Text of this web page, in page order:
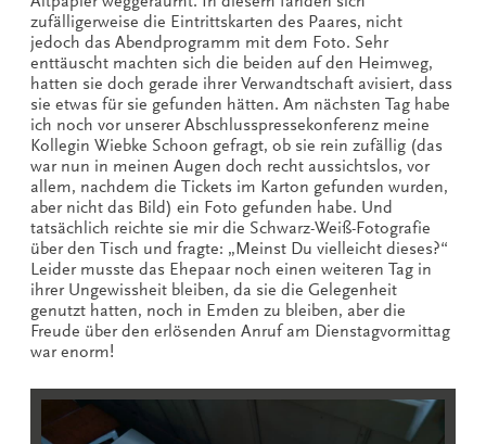
zufälligerweise die Eintrittskarten des Paares, nicht
jedoch das Abendprogramm mit dem Foto. Sehr
enttäuscht machten sich die beiden auf den Heimweg,
hatten sie doch gerade ihrer Verwandtschaft avisiert, dass
sie etwas für sie gefunden hätten. Am nächsten Tag habe
ich noch vor unserer Abschlusspressekonferenz meine
Kollegin Wiebke Schoon gefragt, ob sie rein zufällig (das
war nun in meinen Augen doch recht aussichtslos, vor
allem, nachdem die Tickets im Karton gefunden wurden,
aber nicht das Bild) ein Foto gefunden habe. Und
tatsächlich reichte sie mir die Schwarz-Weiß-Fotografie
über den Tisch und fragte: „Meinst Du vielleicht dieses?“
Leider musste das Ehepaar noch einen weiteren Tag in
ihrer Ungewissheit bleiben, da sie die Gelegenheit
genutzt hatten, noch in Emden zu bleiben, aber die
Freude über den erlösenden Anruf am Dienstagvormittag
war enorm!